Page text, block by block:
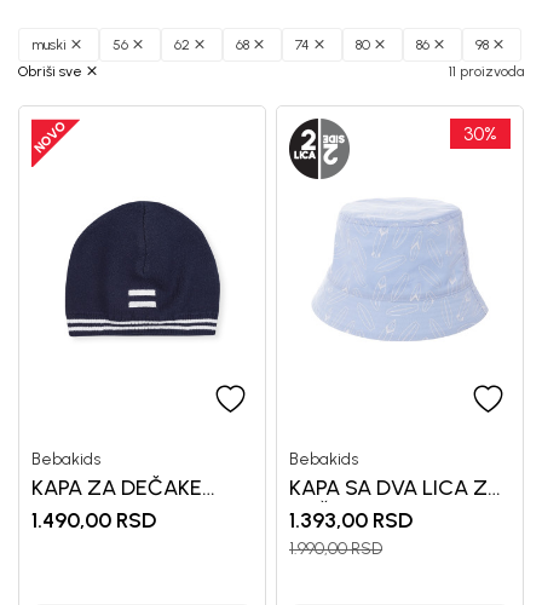
muski 56 62 68 74 80 86
98
11 proizvoda
Obriši sve
Bebakids
KAPA ZA DEČAKE
BEBAKIDS
1.490,00 RSD
30%
Bebakids
KAPA SA DVA LICA ZA
DEČAKE BEBAKIDS
1.393,00 RSD
1.990,00RSD